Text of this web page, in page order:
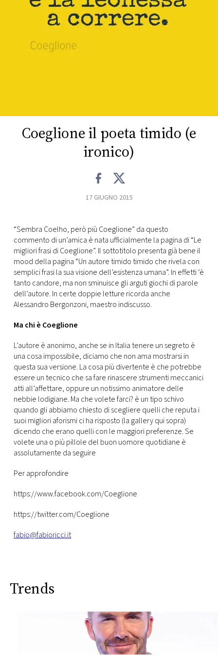
CONCORSI
TVCoeglione il poeta timido (e
ironico)
17 GIUGNO 2015
“Sembra Coelho, però più Coeglione” da questo
commento di un’amica è nata ufficialmente la pagina di “Le
migliori frasi di Coeglione”. Il sottotitolo presenta già bene il
mood della pagina “Un autore timido timido che rivela con
semplici frasi la sua visione dell’esistenza umana”. In effetti ‘è
tanto candore, ma non sminuisce gli arguti giochi di parole
dell’autore. In certe doppie letture ricorda anche
Alessandro Bergonzoni, maestro indiscusso.
Ma chi è Coeglione
L’autore è anonimo, anche se in Italia tenere un segreto è
una cosa impossibile, diciamo che non ama mostrarsi in
questa sua versione. La cosa più divertente è che potrebbe
essere un tecnico che sa fare rinascere strumenti meccanici
atti all’affettare, oppure un notissimo animatore delle
nebbie lodigiane. Ma che volete farci? è un tipo schivo
quando gli abbiamo chiesto di scegliere quelli che reputa i
suoi migliori aforismi ci ha risposto (la gallery qui sopra)
dicendo che erano quelli con le maggiori preferenze. Se
volete una o più pillole del buon uomore quotidiane è
assolutamente da seguire
Per approfondire
https://www.facebook.com/Coeglione
https://twitter.com/Coeglione
fabio@fabioricci.it
Trends